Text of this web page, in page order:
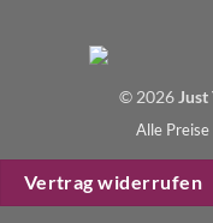
© 2026 Just
Alle
Vertrag widerrufen